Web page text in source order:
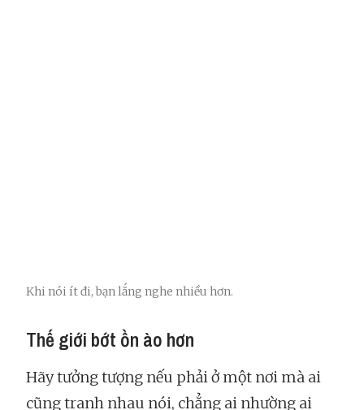
Khi nói ít đi, bạn lắng nghe nhiều hơn.
Thế giới bớt ồn ào hơn
Hãy tưởng tượng nếu phải ở một nơi mà ai
cũng tranh nhau nói, chẳng ai nhường ai